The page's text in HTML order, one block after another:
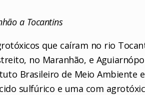
a Tocantins
que caíram no rio
no Maranhão, e
Brasileiro de Meio Ambiente e
sulfúrico e uma com